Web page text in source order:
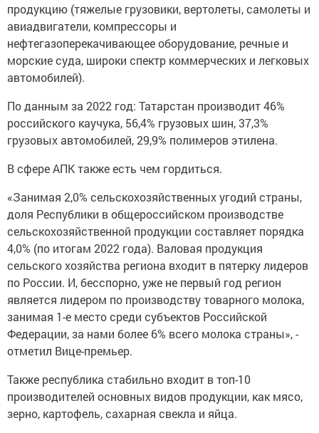
продукцию (тяжелые грузовики, вертолеты, самолеты и
авиадвигатели, компрессоры и
нефтегазоперекачивающее оборудование, речные и
морские суда, широки спектр коммерческих и легковых
автомобилей).
По данным за 2022 год: Татарстан производит 46%
российского каучука, 56,4% грузовых шин, 37,3%
грузовых автомобилей, 29,9% полимеров этилена.
В сфере АПК также есть чем гордиться.
«Занимая 2,0% сельскохозяйственных угодий страны,
доля Республики в общероссийском производстве
сельскохозяйственной продукции составляет порядка
4,0% (по итогам 2022 года). Валовая продукция
сельского хозяйства региона входит в пятерку лидеров
по России. И, бесспорно, уже не первый год регион
является лидером по производству товарного молока,
занимая 1-е место среди субъектов Российской
Федерации, за нами более 6% всего молока страны», -
отметил Вице-премьер.
Также республика стабильно входит в топ-10
производителей основных видов продукции, как мясо,
зерно, картофель, сахарная свекла и яйца.